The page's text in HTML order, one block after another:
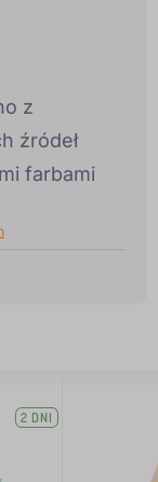
z
źródeł
farbami
2 DNI